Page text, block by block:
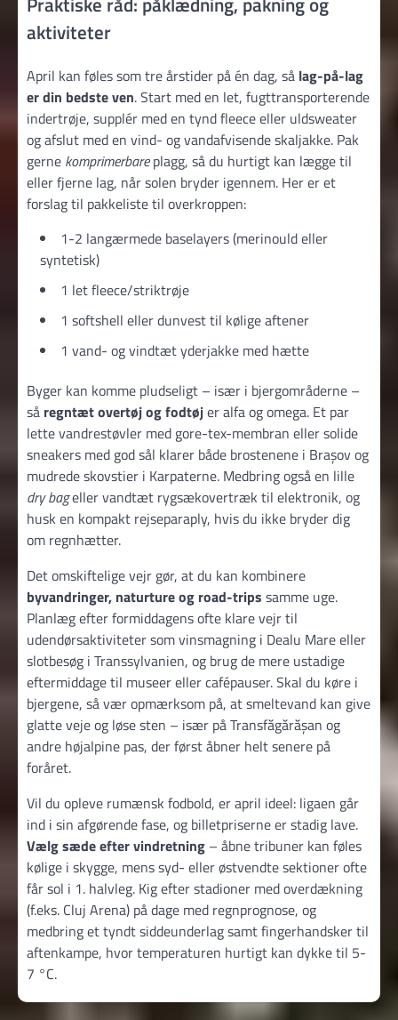
aktiviteter
April kan føles som tre årstider på én dag, så lag-på-lag
er din bedste ven. Start med en let, fugttransporterende
indertrøje, supplér med en tynd fleece eller uldsweater
og afslut med en vind- og vandafvisende skaljakke. Pak
gerne komprimerbareplagg, så du hurtigt kan lægge til
eller fjerne lag, når solen bryder igennem. Her er et
forslag til pakkeliste til overkroppen:
1-2 langærmede baselayers (merinould eller
syntetisk)
1 let fleece/striktrøje
1 softshell eller dunvest til kølige aftener
1 vand- og vindtæt yderjakke med hætte
Byger kan komme pludseligt – især i bjergområderne –
så regntæt overtøj og fodtøjer alfa og omega. Et par
lette vandrestøvler med gore-tex-membran eller solide
sneakers med god sål klarer både brostenene i Braşov og
mudrede skovstier i Karpaterne. Medbring også en lille
dry bageller vandtæt rygsækovertræk til elektronik, og
husk en kompakt rejseparaply, hvis du ikke bryder dig
om regnhætter.
Det omskiftelige vejr gør, at du kan kombinere
byvandringer, naturture og road-trips samme uge.
Planlæg efter formiddagens ofte klare vejr til
udendørsaktiviteter som vinsmagning i Dealu Mare eller
slotbesøg i Transsylvanien, og brug de mere ustadige
eftermiddage til museer eller cafépauser. Skal du køre i
bjergene, så vær opmærksom på, at smeltevand kan give
glatte veje og løse sten – især på Transfăgărășan og
andre højalpine pas, der først åbner helt senere på
foråret.
Vil du opleve rumænsk fodbold, er april ideel: ligaen går
ind i sin afgørende fase, og billetpriserne er stadig lave.
Vælg sæde efter vindretning – åbne tribuner kan føles
kølige i skygge, mens syd- eller østvendte sektioner ofte
får sol i 1. halvleg. Kig efter stadioner med overdækning
(f.eks. Cluj Arena) på dage med regnprognose, og
medbring et tyndt siddeunderlag samt fingerhandsker til
aftenkampe, hvor temperaturen hurtigt kan dykke til 5-
7 °C.